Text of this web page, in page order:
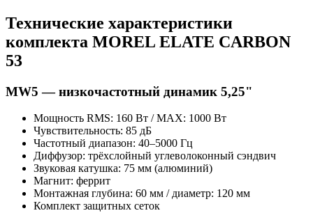
Технические характеристики
комплекта MOREL ELATE CARBON
53
MW5 — низкочастотный динамик 5,25"
Мощность RMS: 160 Вт / MAX: 1000 Вт
Чувствительность: 85 дБ
Частотный диапазон: 40–5000 Гц
Диффузор: трёхслойный углеволоконный сэндвич
Звуковая катушка: 75 мм (алюминий)
Магнит: феррит
Монтажная глубина: 60 мм / диаметр: 120 мм
Комплект защитных сеток